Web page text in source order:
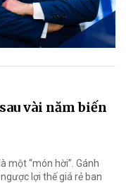
vài năm biến
một “món hời”. Gánh
lợi thế giá rẻ ban